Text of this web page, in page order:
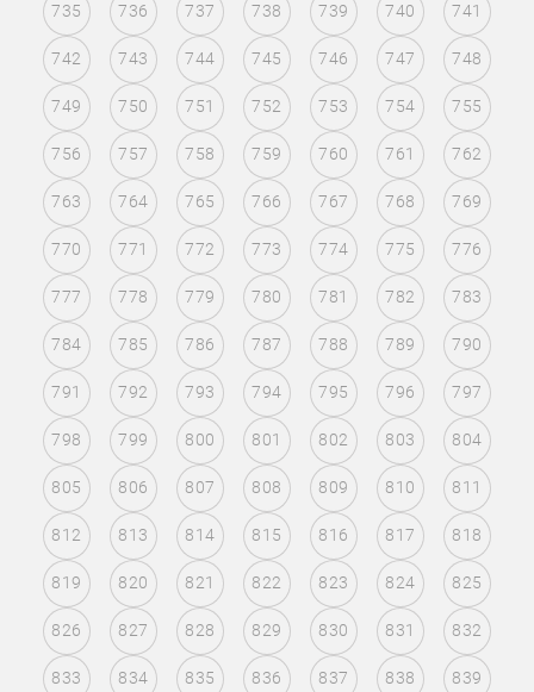
735 736 737 738 739 740 741
742 743 744 745 746 747 748
749 750 751 752 753 754 755
756 757 758 759 760 761 762
763 764 765 766 767 768 769
770 771 772 773 774 775 776
777 778 779 780 781 782 783
784 785 786 787 788 789 790
791 792 793 794 795 796 797
798 799 800 801 802 803 804
805 806 807 808 809 810 811
812 813 814 815 816 817 818
819 820 821 822 823 824 825
826 827 828 829 830 831 832
833 834 835 836 837 838 839